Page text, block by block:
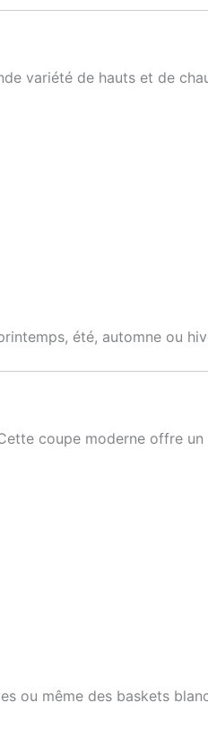
variété de hauts et de
été, automne ou
coupe moderne offre
ou même des baskets